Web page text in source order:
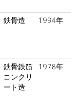
鉄骨造 1994年
鉄骨鉄筋
コンクリ
ート造
1978年